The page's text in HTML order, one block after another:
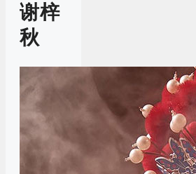
谢梓
秋